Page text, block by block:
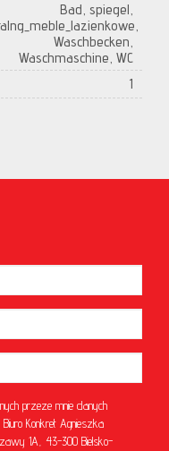
Bad, spiegel,
Waschbecken,
Waschmaschine, WC
1
przeze mnie danych
Konkret Agnieszka
1A, 43-300 Bielsko-